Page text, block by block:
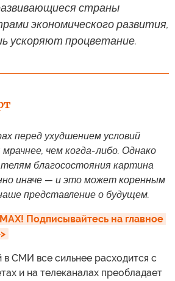
страны
экономического развития,
ускоряют процветание.
перед ухудшением условий
чем когда-либо. Однако
благосостояния картина
иначе — и это может коренным
представление о будущем.
Подписывайтесь на главное
СМИ все сильнее расходится с
и на телеканалах преобладает